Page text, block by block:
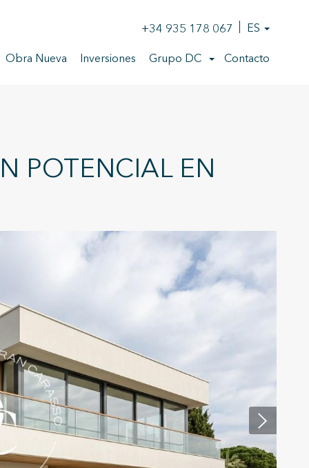
+34 935 178 067 ES
Obra Nueva Inversiones Grupo DC Contacto
POTENCIAL EN